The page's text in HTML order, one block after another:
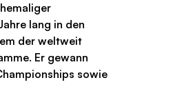
lang in den
der weltweit
Er gewann
sowie